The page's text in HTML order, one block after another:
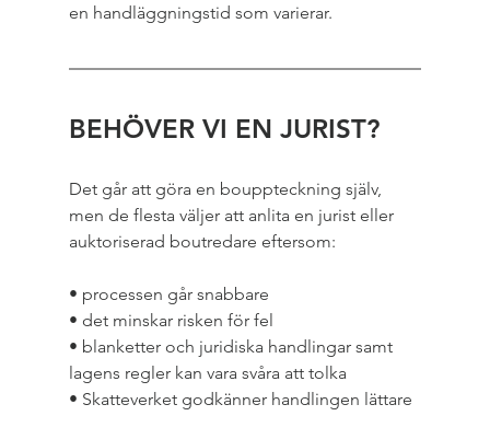
en handläggningstid som varierar.
BEHÖVER VI EN JURIST?
Det går att göra en bouppteckning själv,
men de flesta väljer att anlita en jurist eller
auktoriserad boutredare eftersom:
• processen går snabbare
• det minskar risken för fel
• blanketter och juridiska handlingar samt
lagens regler kan vara svåra att tolka
• Skatteverket godkänner handlingen lättare